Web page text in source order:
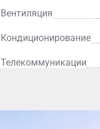
Вентиляция
Кондиционирование
Телекоммуникации